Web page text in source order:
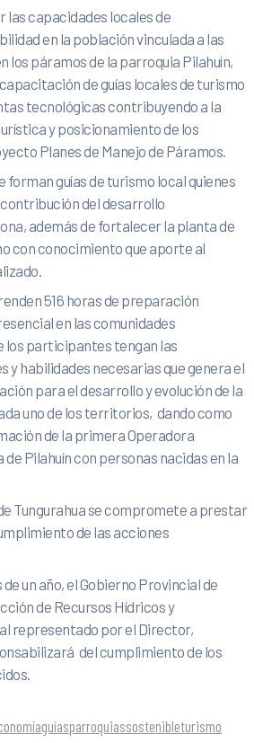
las capacidades locales de
en la población vinculada a las
los páramos de la parroquia Pilahuín,
de guías locales de turismo
tecnológicas contribuyendo a la
y posicionamiento de los
Planes de Manejo de Páramos.
forman guías de turismo local quienes
del desarrollo
además de fortalecer la planta de
con conocimiento que aporte al
516 horas de preparación
en las comunidades
los participantes tengan las
habilidades necesarias que genera el
para el desarrollo y evolución de la
uno de los territorios, dando como
de la primera Operadora
de Pilahuín con personas nacidas en la
Tungurahua se compromete a prestar
de las acciones
un año, el Gobierno Provincial de
de Recursos Hídricos y
representado por el Director,
del cumplimiento de los
guíasparroquiassostenibleturismo